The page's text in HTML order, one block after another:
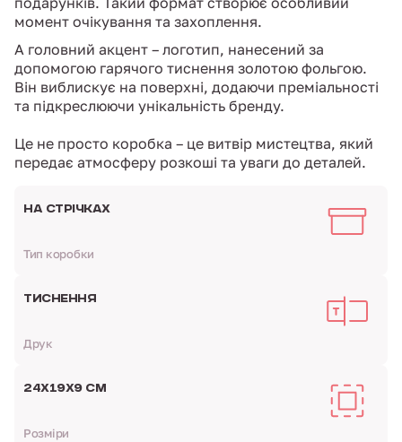
момент очікування та захоплення.
А головний акцент – логотип, нанесений за
допомогою гарячого тиснення золотою фольгою.
Він виблискує на поверхні, додаючи преміальності
та підкреслюючи унікальність бренду.
Це не просто коробка – це витвір мистецтва, який
передає атмосферу розкоші та уваги до деталей.
НА СТРІЧКАХ
Тип коробки
ТИСНЕННЯ
Друк
24Х19Х9 СМ
Розміри